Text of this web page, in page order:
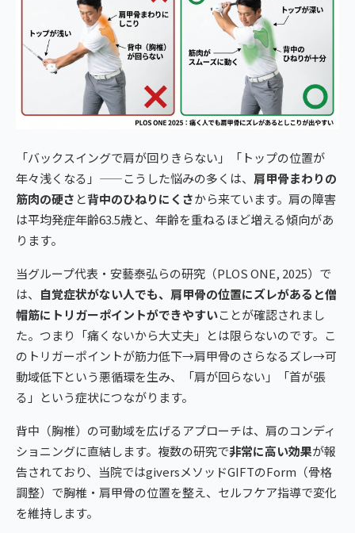
「バックスイングで肩が回りきらない」「トップの位置が
年々浅くなる」——こうした悩みの多くは、 肩甲骨まわりの
筋肉の硬さ と背中のひねりにくさから来ています。肩の障害
は平均発症年齢63.5歳と、年齢を重ねるほど増える傾向があ
ります。
当グループ代表・安藝泰弘らの研究（PLOS ONE, 2025）で
は、 自覚症状がない人でも、肩甲骨の位置にズレがあると僧
帽筋にトリガーポイントができやすいことが確認されまし
た。つまり「痛くないから大丈夫」とは限らないのです。こ
のトリガーポイントが筋力低下→肩甲骨のさらなるズレ→可
動域低下という悪循環を生み、「肩が回らない」「首が張
る」という症状につながります。
背中（胸椎）の可動域を広げるアプローチは、肩のコンディ
ショニングに直結します。複数の研究で非常に高い効果が報
告されており、当院ではgiversメソッドGIFTのForm（骨格
調整）で胸椎・肩甲骨の位置を整え、セルフケア指導で変化
を維持します。